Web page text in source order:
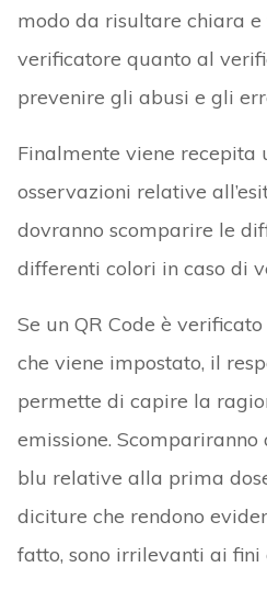
modo da risultare chiara
verificatore quanto al
prevenire gli abusi e gli
Finalmente viene recepita
osservazioni relative
dovranno scomparire le
differenti colori in caso di
Se un QR Code è
che viene impostato, il
permette di capire la
emissione.
blu relative alla prima
diciture che rendono
fatto, sono irrilevanti ai fini